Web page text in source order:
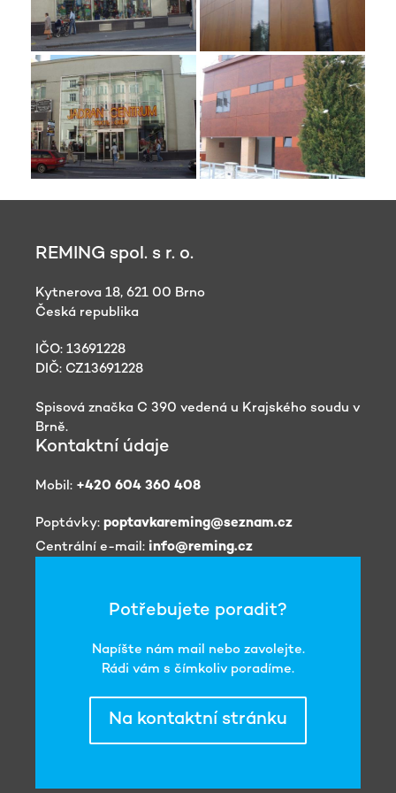
REMING spol. s r. o.
Kytnerova 18, 621 00 Brno
Česká republika
IČO: 13691228
DIČ: CZ13691228
Spisová značka C 390 vedená u Krajského soudu v
Brně.
Kontaktní údaje
Mobil: +420 604 360 408
Poptávky: poptavkareming@seznam.cz
Centrální e-mail: info@reming.cz
Potřebujete poradit?
Napíšte nám mail nebo zavolejte.
Rádi vám s čímkoliv poradíme.
Na kontaktní stránku